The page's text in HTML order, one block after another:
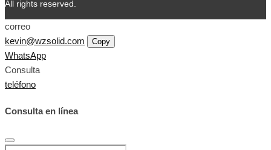
All rights reserved.
correo
kevin@wzsolid.com
Copy
WhatsApp
Consulta
teléfono
Consulta en línea